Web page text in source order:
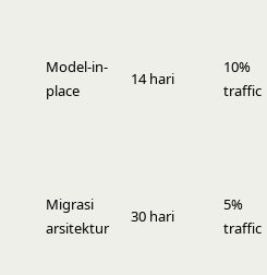
Model-in-
place
14 hari
10%
traffic
Migrasi
arsitektur
30 hari
5%
traffic